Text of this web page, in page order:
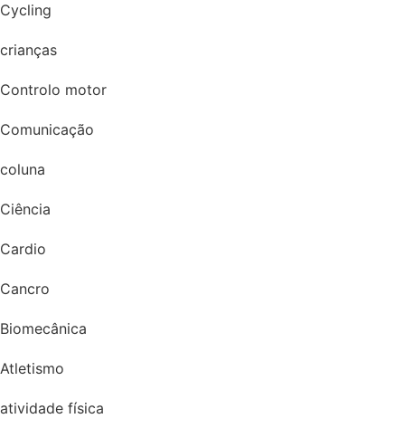
Cycling
crianças
Controlo motor
Comunicação
coluna
Ciência
Cardio
Cancro
Biomecânica
Atletismo
atividade física